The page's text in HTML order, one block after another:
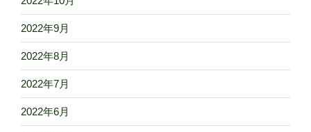
2022年9月
2022年8月
2022年7月
2022年6月